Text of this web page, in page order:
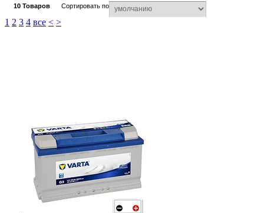
10 Товаров Сортировать по
1 2 3 4 все < >